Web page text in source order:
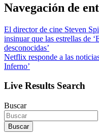
Navegación de
El director de cine Steven
insinuar que las estrellas de
desconocidas’
Netflix responde a las
Inferno’
Live Results Search
Buscar
Buscar